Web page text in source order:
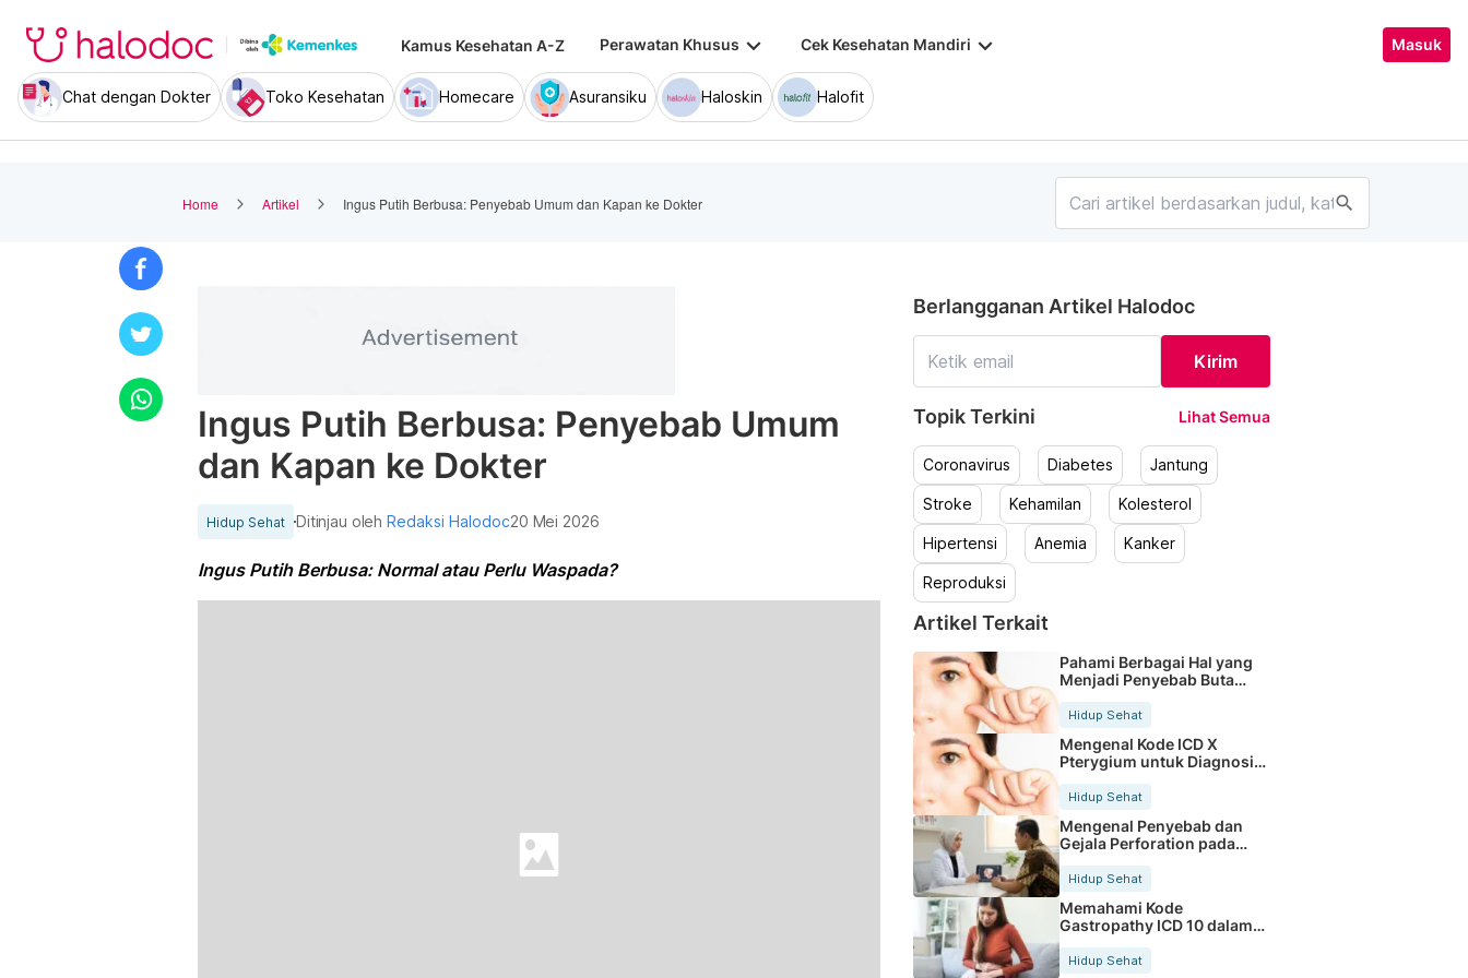
Kamus Kesehatan A-Z Perawatan Khusus keyboard_arrow_down Cek Kesehatan Mandiri keyboard_arrow_down Masuk
Chat dengan Dokter Toko Kesehatan Homecare Asuransiku Haloskin Halofit
Home Artikel Ingus Putih Berbusa: Penyebab Umum dan Kapan ke Dokter search
Ingus Putih Berbusa: Penyebab Umum
dan Kapan ke Dokter
Hidup Sehat Ditinjau olehRedaksi Halodoc20 Mei 2026
Ingus Putih Berbusa: Normal atau Perlu Waspada?
Berlangganan Artikel Halodoc
Kirim
Topik Terkini Lihat Semua
Coronavirus Diabetes Jantung
Stroke Kehamilan Kolesterol
Hipertensi Anemia Kanker
Reproduksi
Artikel Terkait
Pahami Berbagai Hal yang
Menjadi Penyebab Buta
Hidup Sehat
Mengenal Kode ICD X
Pterygium untuk Diagnosis
Hidup Sehat
Mengenal Penyebab dan
Gejala Perforation pada
Tubuh
Hidup Sehat
Memahami Kode
Gastropathy ICD 10 dalam
Rekam Medis Pasien
Hidup Sehat